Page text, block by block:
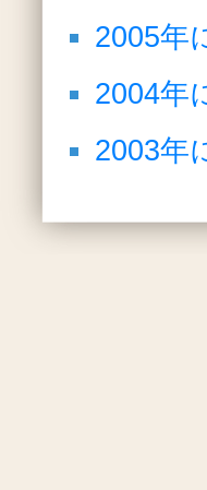
2005年
2004年
2003年